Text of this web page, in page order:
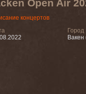
Open Air
концертов
Город